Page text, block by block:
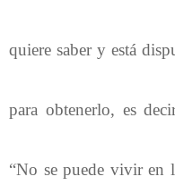
quiere saber y está
para obtenerlo, es
“No se puede vivir en